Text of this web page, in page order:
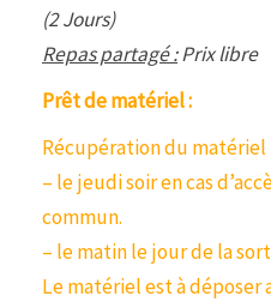
(2 Jours)
Repas partagé :Prix libre
Prêt de matériel :
Récupération du matériel
– le jeudi soir en cas
commun.
– le matin le jour de la
Le matériel est à déposer